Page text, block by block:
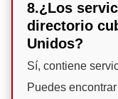
8.¿Los
directorio
Unidos?
Sí, contiene
Puedes